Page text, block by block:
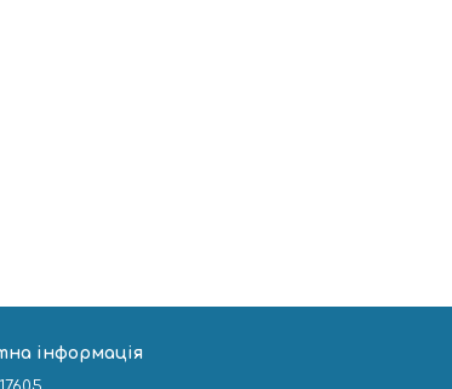
інформація